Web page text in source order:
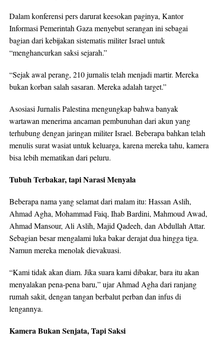
Dalam konferensi pers darurat keesokan paginya, Kantor
Informasi Pemerintah Gaza menyebut serangan ini sebagai
bagian dari kebijakan sistematis militer Israel untuk
“menghancurkan saksi sejarah.”​
“Sejak awal perang, 210 jurnalis telah menjadi martir. Mereka
bukan korban salah sasaran. Mereka adalah target.”​
Asosiasi Jurnalis Palestina mengungkap bahwa banyak
wartawan menerima ancaman pembunuhan dari akun yang
terhubung dengan jaringan militer Israel. Beberapa bahkan telah
menulis surat wasiat untuk keluarga, karena mereka tahu, kamera
bisa lebih mematikan dari peluru.​
Tubuh Terbakar, tapi Narasi Menyala
Beberapa nama yang selamat dari malam itu: Hassan Aslih,
Ahmad Agha, Mohammad Faiq, Ihab Bardini, Mahmoud Awad,
Ahmad Mansour, Ali Aslih, Majid Qadeeh, dan Abdullah Attar.
Sebagian besar mengalami luka bakar derajat dua hingga tiga.
Namun mereka menolak dievakuasi.​
“Kami tidak akan diam. Jika suara kami dibakar, bara itu akan
menyalakan pena-pena baru,” ujar Ahmad Agha dari ranjang
rumah sakit, dengan tangan berbalut perban dan infus di
lengannya.​
Kamera Bukan Senjata, Tapi Saksi